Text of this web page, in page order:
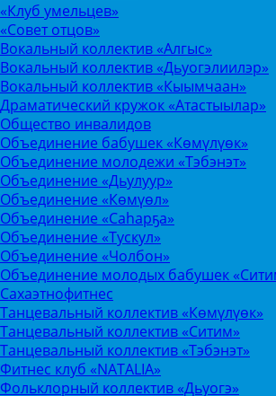
«Клуб умельцев»
«Совет отцов»
Вокальный коллектив «Алгыс»
Вокальный коллектив «Дьуогэлиилэр»
Вокальный коллектив «Кыымчаан»
Драматический кружок «Атастыылар»
Общество инвалидов
Объединение бабушек «Көмүлүөк»
Объединение молодежи «Тэбэнэт»
Объединение «Дьулуур»
Объединение «Көмүөл»
Объединение «Саhарҕа»
Объединение «Тускул»
Объединение «Чолбон»
Объединение молодых бабушек
Сахаэтнофитнес
Танцевальный коллектив «Көмүлүөк»
Танцевальный коллектив «Ситим»
Танцевальный коллектив «Тэбэнэт»
Фитнес клуб «NATALIA»
Фольклорный коллектив «Дьуогэ»